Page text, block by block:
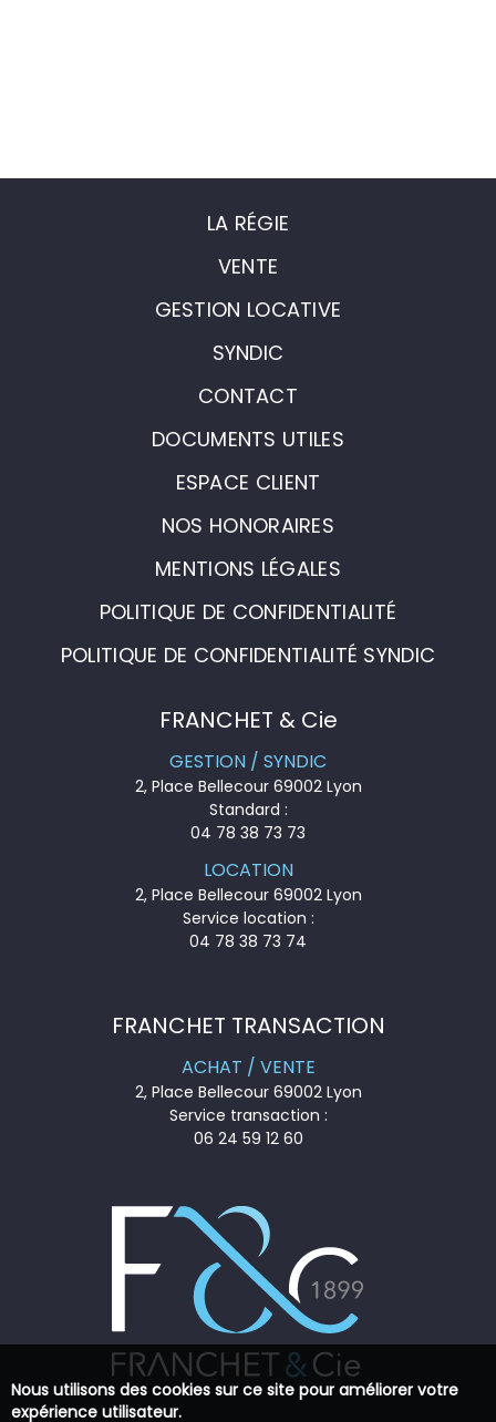
LA RÉGIE
VENTE
GESTION LOCATIVE
SYNDIC
CONTACT
DOCUMENTS UTILES
ESPACE CLIENT
NOS HONORAIRES
MENTIONS LÉGALES
POLITIQUE DE CONFIDENTIALITÉ
POLITIQUE DE CONFIDENTIALITÉ SYNDIC
FRANCHET & Cie
GESTION / SYNDIC
2, Place Bellecour 69002 Lyon
Standard :
04 78 38 73 73
LOCATION
2, Place Bellecour 69002 Lyon
Service location :
04 78 38 73 74
FRANCHET TRANSACTION
ACHAT / VENTE
2, Place Bellecour 69002 Lyon
Service transaction :
06 24 59 12 60
Nous utilisons des cookies sur ce site pour améliorer votre
expérience utilisateur.